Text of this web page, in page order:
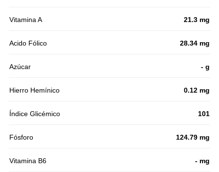
Vitamina A 21.3 mg
Acido Fólico 28.34 mg
Azúcar - g
Hierro Hemínico 0.12 mg
Índice Glicémico 101
Fósforo 124.79 mg
Vitamina B6 - mg